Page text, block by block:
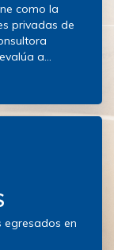
como la
privadas de
a...
egresados en